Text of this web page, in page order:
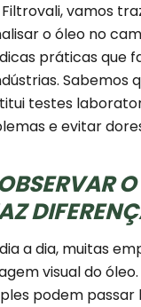
vamos
o óleo no
práticas que
Sabemos
testes
e evitar
a dia, muitas
visual do óleo.
podem passar